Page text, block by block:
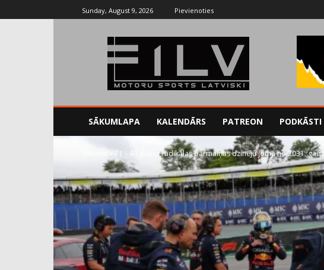
Sunday, August 9, 2026 Pievienoties
SĀKUMLAPA KALENDĀRS PATREON PODKĀSTI
F1 F1 plāno radikālas pārmaiņas dzinēju jomā no 2031. gada